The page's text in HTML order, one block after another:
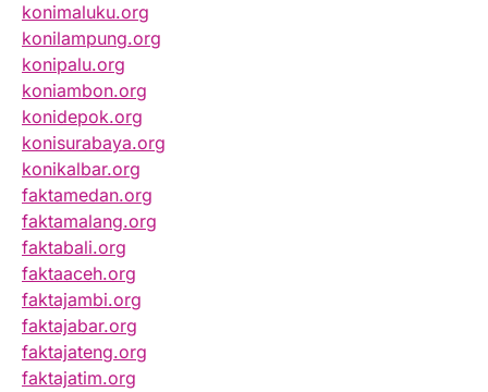
konimaluku.org
konilampung.org
konipalu.org
koniambon.org
konidepok.org
konisurabaya.org
konikalbar.org
faktamedan.org
faktamalang.org
faktabali.org
faktaaceh.org
faktajambi.org
faktajabar.org
faktajateng.org
faktajatim.org